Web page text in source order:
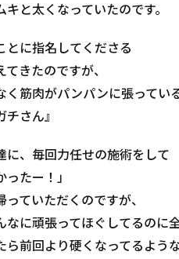
と太くなっていたのです。
とに指名してくださる
きたのですが、
く筋肉がパンパンに張ってい
さん』
に、毎回力任せの施術をして
ったー！」
っていただくのですが、
なに頑張ってほぐしてるのに
ら前回より硬くなってるよう